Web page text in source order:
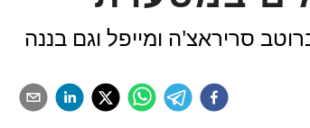
סריראצ'ה ומייפל וגם בננה